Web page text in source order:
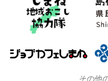
その他